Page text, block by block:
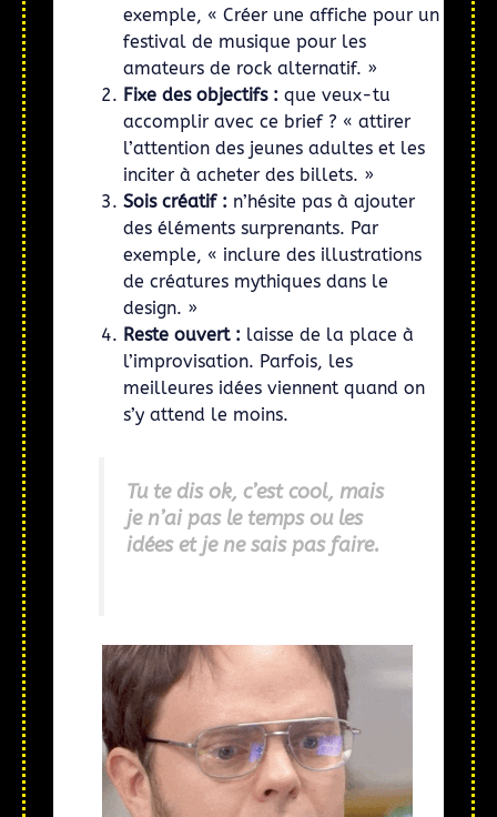
exemple, « Créer une affiche pour un
festival de musique pour les
amateurs de rock alternatif. »
Fixe des objectifs : que veux-tu
accomplir avec ce brief ? « attirer
l’attention des jeunes adultes et les
inciter à acheter des billets. »
Sois créatif : n’hésite pas à ajouter
des éléments surprenants. Par
exemple, « inclure des illustrations
de créatures mythiques dans le
design. »
Reste ouvert : laisse de la place à
l’improvisation. Parfois, les
meilleures idées viennent quand on
s’y attend le moins.
Tu te dis ok, c’est cool, mais
je n’ai pas le temps ou les
idées et je ne sais pas faire.